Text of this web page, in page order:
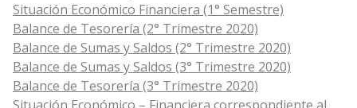
Situación Económico Financiera (1° Semestre)
Balance de Tesorería (2° Trimestre 2020)
Balance de Sumas y Saldos (2° Trimestre 2020)
Balance de Sumas y Saldos (3° Trimestre 2020)
Balance de Tesorería (3° Trimestre 2020)